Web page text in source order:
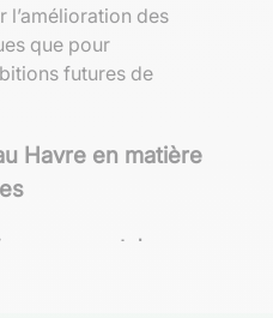
l’amélioration des
que pour
futures de
Havre en matière
proposant des